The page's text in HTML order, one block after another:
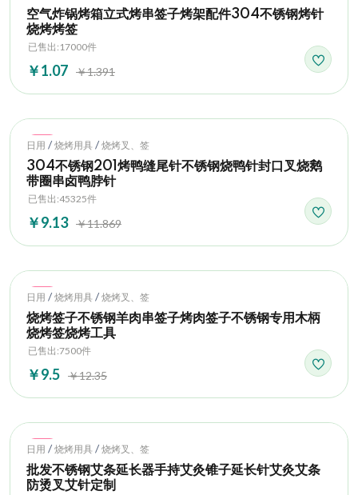
空气炸锅烤箱立式烤串签子烤架配件304不锈钢烤针
烧烤烤签
已售出:17000件
￥1.07 ￥1.391
Hot
日用 / 烧烤用具 / 烧烤叉、签
304不锈钢201烤鸭缝尾针不锈钢烧鸭针封口叉烧鹅
带圈串卤鸭脖针
已售出:45325件
￥9.13 ￥11.869
Hot
日用 / 烧烤用具 / 烧烤叉、签
烧烤签子不锈钢羊肉串签子烤肉签子不锈钢专用木柄
烧烤签烧烤工具
已售出:7500件
￥9.5 ￥12.35
Hot
日用 / 烧烤用具 / 烧烤叉、签
批发不锈钢艾条延长器手持艾灸锥子延长针艾灸艾条
防烫叉艾针定制